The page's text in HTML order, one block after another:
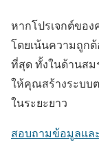
หากโปรเจกต์ขอ
โดยเน้นความถูก
ที่สุด ทั้งในด้านสม
ให้คุณสร้างระบบ
ในระยะยาว
สอบถามข้อมูลแล